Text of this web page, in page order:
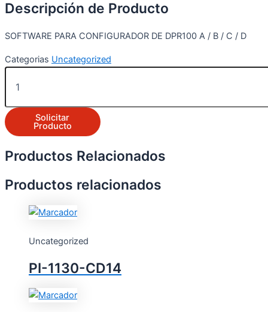
Descripción de Producto
SOFTWARE PARA CONFIGURADOR DE DPR100 A / B / C / D
Categorias Uncategorized
Solicitar
Producto
Productos Relacionados
Productos relacionados
Uncategorized
PI-1130-CD14